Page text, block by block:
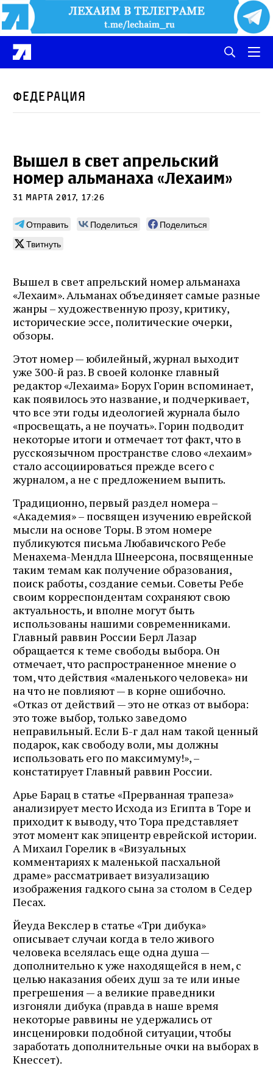
Федерация
Вышел в свет апрельский
номер альманаха «Лехаим»
31 марта 2017, 17:26
Отправить Поделиться
Поделиться
Твитнуть
Вышел в свет апрельский номер альманаха
«Лехаим». Альманах объединяет самые разные
жанры – художественную прозу, критику,
исторические эссе, политические очерки,
обзоры.
Этот номер — юбилейный, журнал выходит
уже 300-й раз. В своей колонке главный
редактор «Лехаима» Борух Горин вспоминает,
как появилось это название, и подчеркивает,
что все эти годы идеологией журнала было
«просвещать, а не поучать». Горин подводит
некоторые итоги и отмечает тот факт, что в
русскоязычном пространстве слово «лехаим»
стало ассоциироваться прежде всего с
журналом, а не с предложением выпить.
Традиционно, первый раздел номера –
«Академия» – посвящен изучению еврейской
мысли на основе Торы. В этом номере
публикуются письма Любавичского Ребе
Менахема-Мендла Шнеерсона, посвященные
таким темам как получение образования,
поиск работы, создание семьи. Советы Ребе
своим корреспондентам сохраняют свою
актуальность, и вполне могут быть
использованы нашими современниками.
Главный раввин России Берл Лазар
обращается к теме свободы выбора. Он
отмечает, что распространенное мнение о
том, что действия «маленького человека» ни
на что не повлияют — в корне ошибочно.
«Отказ от действий — это не отказ от выбора:
это тоже выбор, только заведомо
неправильный. Если Б-г дал нам такой ценный
подарок, как свободу воли, мы должны
использовать его по максимуму!», –
констатирует Главный раввин России.
Арье Барац в статье «Прерванная трапеза»
анализирует место Исхода из Египта в Торе и
приходит к выводу, что Тора представляет
этот момент как эпицентр еврейской истории.
А Михаил Горелик в «Визуальных
комментариях к маленькой пасхальной
драме» рассматривает визуализацию
изображения гадкого сына за столом в Седер
Песах.
Йеуда Векслер в статье «Три дибука»
описывает случаи когда в тело живого
человека вселялась еще одна душа —
дополнительно к уже находящейся в нем, с
целью наказания обеих душ за те или иные
прегрешения — а великие праведники
изгоняли дибука (правда в наше время
некоторые раввины не удержались от
инсценировки подобной ситуации, чтобы
заработать дополнительные очки на выборах в
Кнессет).